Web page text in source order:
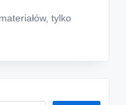
tylko